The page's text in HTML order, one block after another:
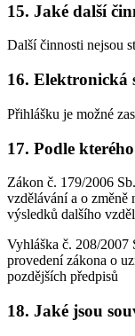
15. Jaké další
Další činnosti nejsou
16. Elektronická
Přihlášku je možné
17. Podle
Zákon č. 179/2006
vzdělávání a o změně
výsledků dalšího
Vyhláška č. 208/2007
provedení zákona o
pozdějších předpisů
18. Jaké jsou